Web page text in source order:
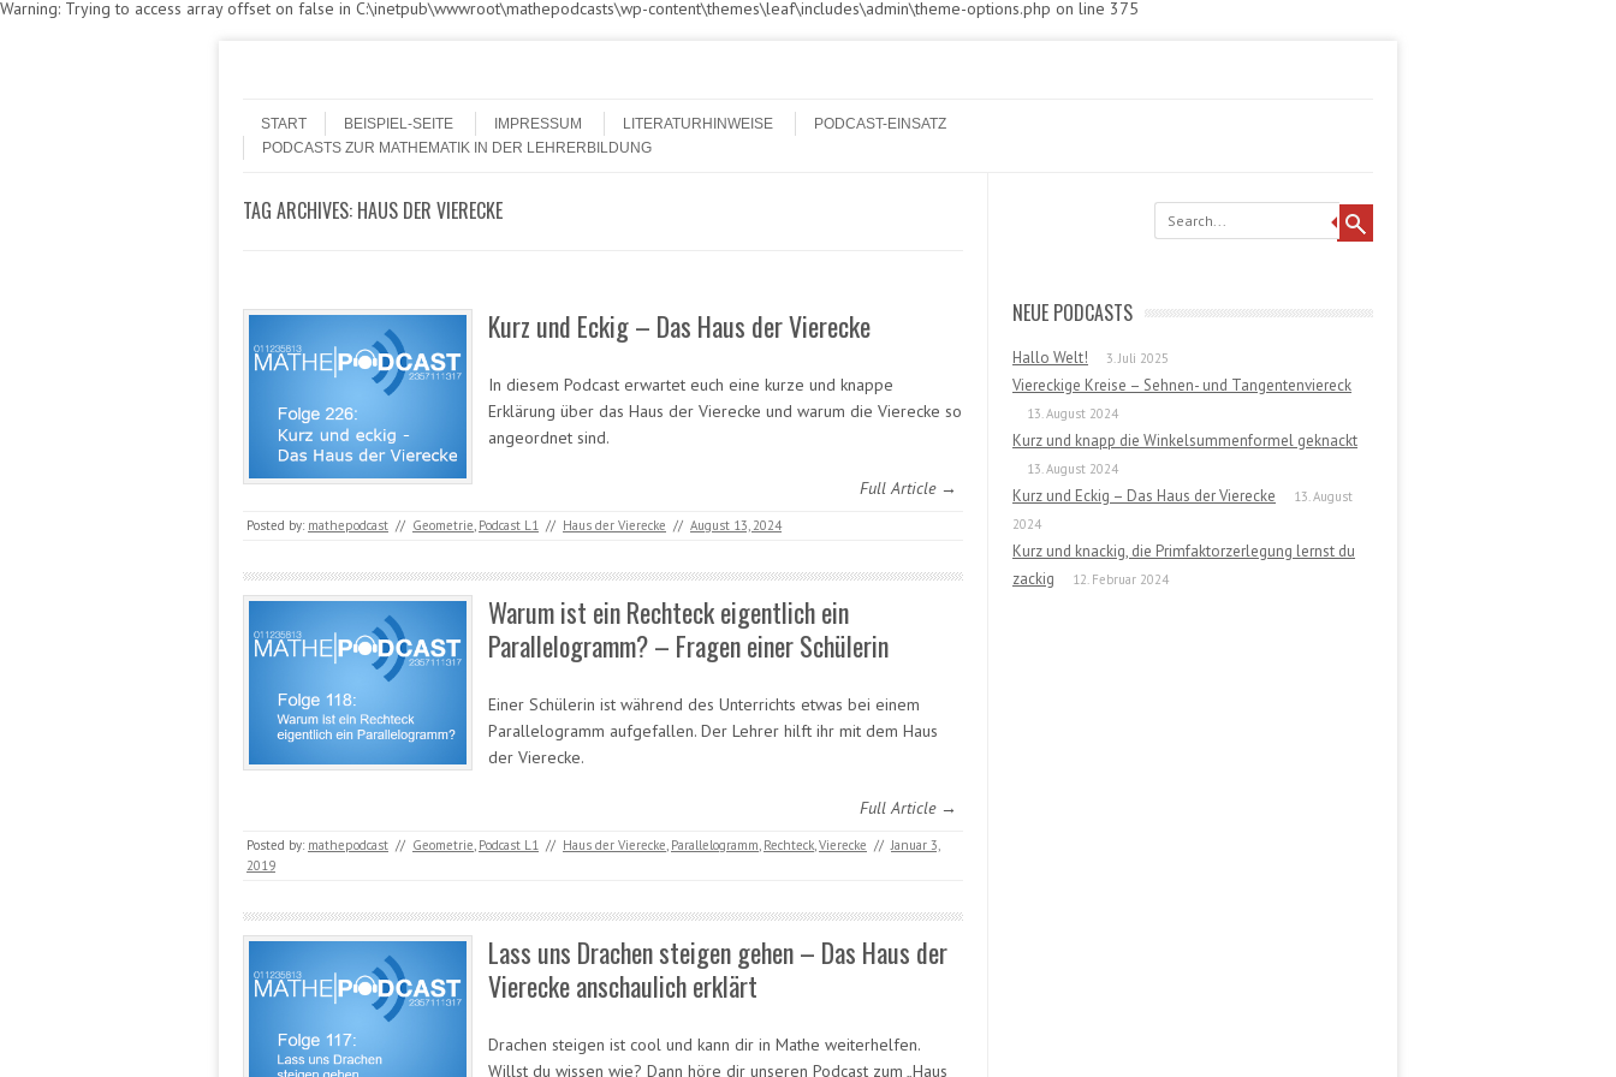
Warning: Trying to access array offset on false in C:\inetpub\wwwroot\mathepodcasts\wp-content\themes\leaf\includes\admin\theme-options.php on line 375
Menu
START
BEISPIEL-SEITE IMPRESSUM LITERATURHINWEISE
PODCAST-EINSATZ
PODCASTS ZUR MATHEMATIK IN DER LEHRERBILDUNG
TAG ARCHIVES: HAUS DER VIERECKE
Kurz und Eckig – Das Haus der Vierecke
In diesem Podcast erwartet euch eine kurze und knappe
Erklärung über das Haus der Vierecke und warum die Vierecke so
angeordnet sind.
Full Article →
Posted by: mathepodcast // Geometrie, Podcast L1 // Haus der Vierecke // August 13, 2024
Warum ist ein Rechteck eigentlich ein
Parallelogramm? – Fragen einer Schülerin
Einer Schülerin ist während des Unterrichts etwas bei einem
Parallelogramm aufgefallen. Der Lehrer hilft ihr mit dem Haus
der Vierecke.
Full Article →
Posted by: mathepodcast // Geometrie, Podcast L1 // Haus der Vierecke, Parallelogramm, Rechteck,Vierecke // Januar 3,
2019
Lass uns Drachen steigen gehen – Das Haus der
Vierecke anschaulich erklärt
Drachen steigen ist cool und kann dir in Mathe weiterhelfen.
Willst du wissen wie? Dann höre dir unseren Podcast zum „Haus
NEUE PODCASTS
Hallo Welt! 3. Juli 2025
Viereckige Kreise – Sehnen- und Tangentenviereck
13. August 2024
Kurz und knapp die Winkelsummenformel geknackt
13. August 2024
Kurz und Eckig – Das Haus der Vierecke
13. August
2024
Kurz und knackig, die Primfaktorzerlegung lernst du
zackig
12. Februar 2024